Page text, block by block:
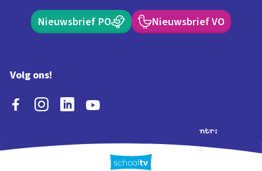
Nieuwsbrief PO Nieuwsbrief VO
Volg ons!